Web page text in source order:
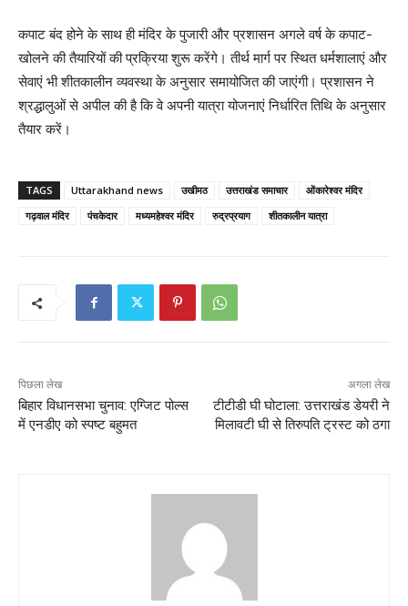
कपाट बंद होने के साथ ही मंदिर के पुजारी और प्रशासन अगले वर्ष के कपाट-
खोलने की तैयारियों की प्रक्रिया शुरू करेंगे। तीर्थ मार्ग पर स्थित धर्मशालाएं और
सेवाएं भी शीतकालीन व्यवस्था के अनुसार समायोजित की जाएंगी। प्रशासन ने
श्रद्धालुओं से अपील की है कि वे अपनी यात्रा योजनाएं निर्धारित तिथि के अनुसार
तैयार करें।
TAGS Uttarakhand news उखीमठ उत्तराखंड समाचार
ओंकारेश्वर मंदिर
गढ़वाल मंदिर
पंचकेदार मध्यमहेश्वर मंदिर रुद्रप्रयाग शीतकालीन यात्रा
पिछला लेख
बिहार विधानसभा चुनाव: एग्जिट पोल्स
में एनडीए को स्पष्ट बहुमत
अगला लेख
टीटीडी घी घोटाला: उत्तराखंड डेयरी ने
मिलावटी घी से तिरुपति ट्रस्ट को ठगा